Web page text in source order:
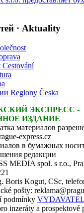
· Aktuality
Regiony Česka
ЭКСПРЕСС -
ИЗДАНИЕ
материалов
express.cz
в бумажных
редакции
MEDIA spol. s r.o.,
Boris Kogut, CSc,
pošty:
podmínky
inzeráty a prospektové